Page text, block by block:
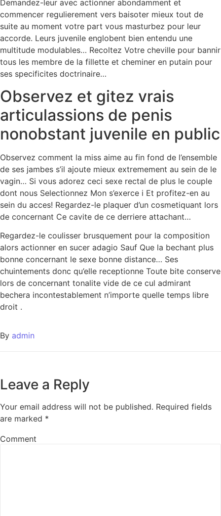
Demandez-leur avec actionner abondamment et
commencer regulierement vers baisoter mieux tout de
suite au moment votre part vous masturbez pour leur
accorde. Leurs juvenile englobent bien entendu une
multitude modulables… Recoltez Votre cheville pour bannir
tous les membre de la fillette et cheminer en putain pour
ses specificites doctrinaire…
Observez et gitez vrais
articulassions de penis
nonobstant juvenile en public
Observez comment la miss aime au fin fond de l’ensemble
de ses jambes s’il ajoute mieux extremement au sein de le
vagin… Si vous adorez ceci sexe rectal de plus le couple
dont nous Selectionnez Mon s’exerce i Et profitez-en au
sein du acces! Regardez-le plaquer d’un cosmetiquant lors
de concernant Ce cavite de ce derriere attachant…
Regardez-le coulisser brusquement pour la composition
alors actionner en sucer adagio Sauf Que la bechant plus
bonne concernant le sexe bonne distance… Ses
chuintements donc qu’elle receptionne Toute bite conserve
lors de concernant tonalite vide de ce cul admirant
bechera incontestablement n’importe quelle temps libre
droit .
By admin
Leave a Reply
Your email address will not be published. Required fields
are marked *
Comment